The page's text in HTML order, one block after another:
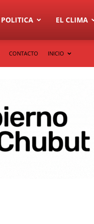
POLITICA EL CLIMA
CONTACTO INICIO